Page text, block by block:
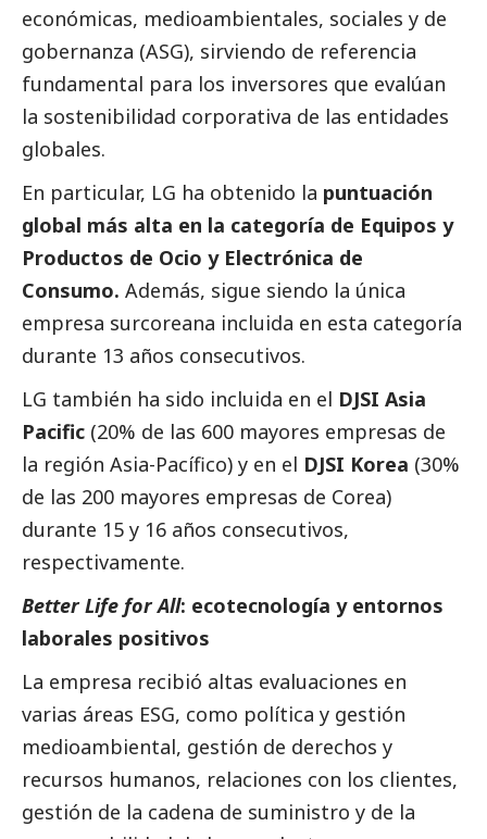
económicas, medioambientales, sociales y de
gobernanza (ASG), sirviendo de referencia
fundamental para los inversores que evalúan
la sostenibilidad corporativa de las entidades
globales.
En particular, LG ha obtenido la puntuación
global más alta en la categoría de Equipos y
Productos de Ocio y Electrónica de
Consumo. Además, sigue siendo la única
empresa surcoreana incluida en esta categoría
durante 13 años consecutivos.
LG también ha sido incluida en el DJSI Asia
Pacific (20% de las 600 mayores empresas de
la región Asia-Pacífico) y en el DJSI Korea (30%
de las 200 mayores empresas de Corea)
durante 15 y 16 años consecutivos,
respectivamente.
Better Life for All: ecotecnología y entornos
laborales positivos
La empresa recibió altas evaluaciones en
varias áreas ESG, como política y gestión
medioambiental, gestión de derechos y
recursos humanos, relaciones con los clientes,
gestión de la cadena de suministro y de la